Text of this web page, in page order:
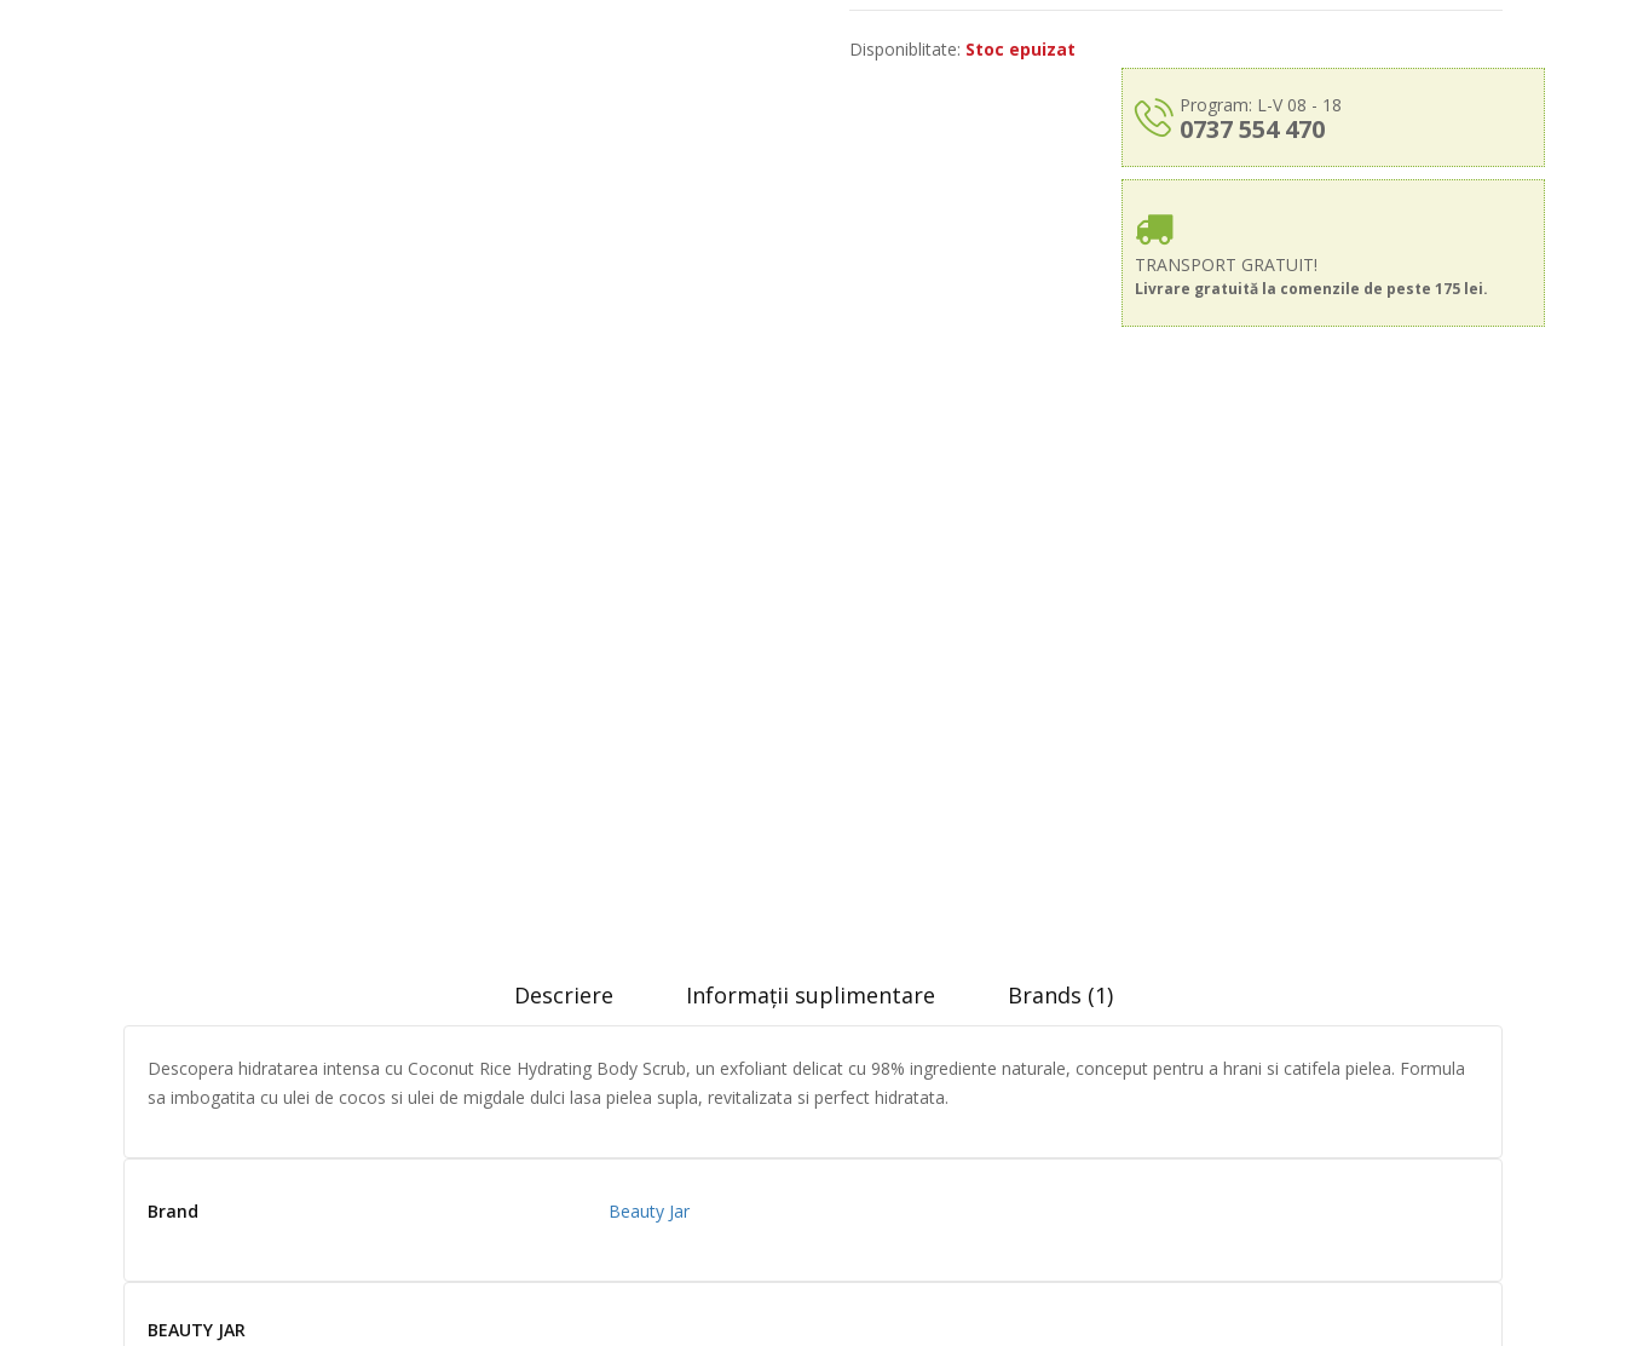
Disponiblitate: Stoc epuizat
Program: L-V 08 - 18
0737 554 470
TRANSPORT GRATUIT!
Livrare gratuită la comenzile de peste 175 lei.
Descriere Informații suplimentare Brands (1)
Descopera hidratarea intensa cu Coconut Rice Hydrating Body Scrub, un exfoliant delicat cu 98% ingrediente naturale, conceput pentru a hrani si catifela pielea. Formula
sa imbogatita cu ulei de cocos si ulei de migdale dulci lasa pielea supla, revitalizata si perfect hidratata.
Brand Beauty Jar
BEAUTY JAR